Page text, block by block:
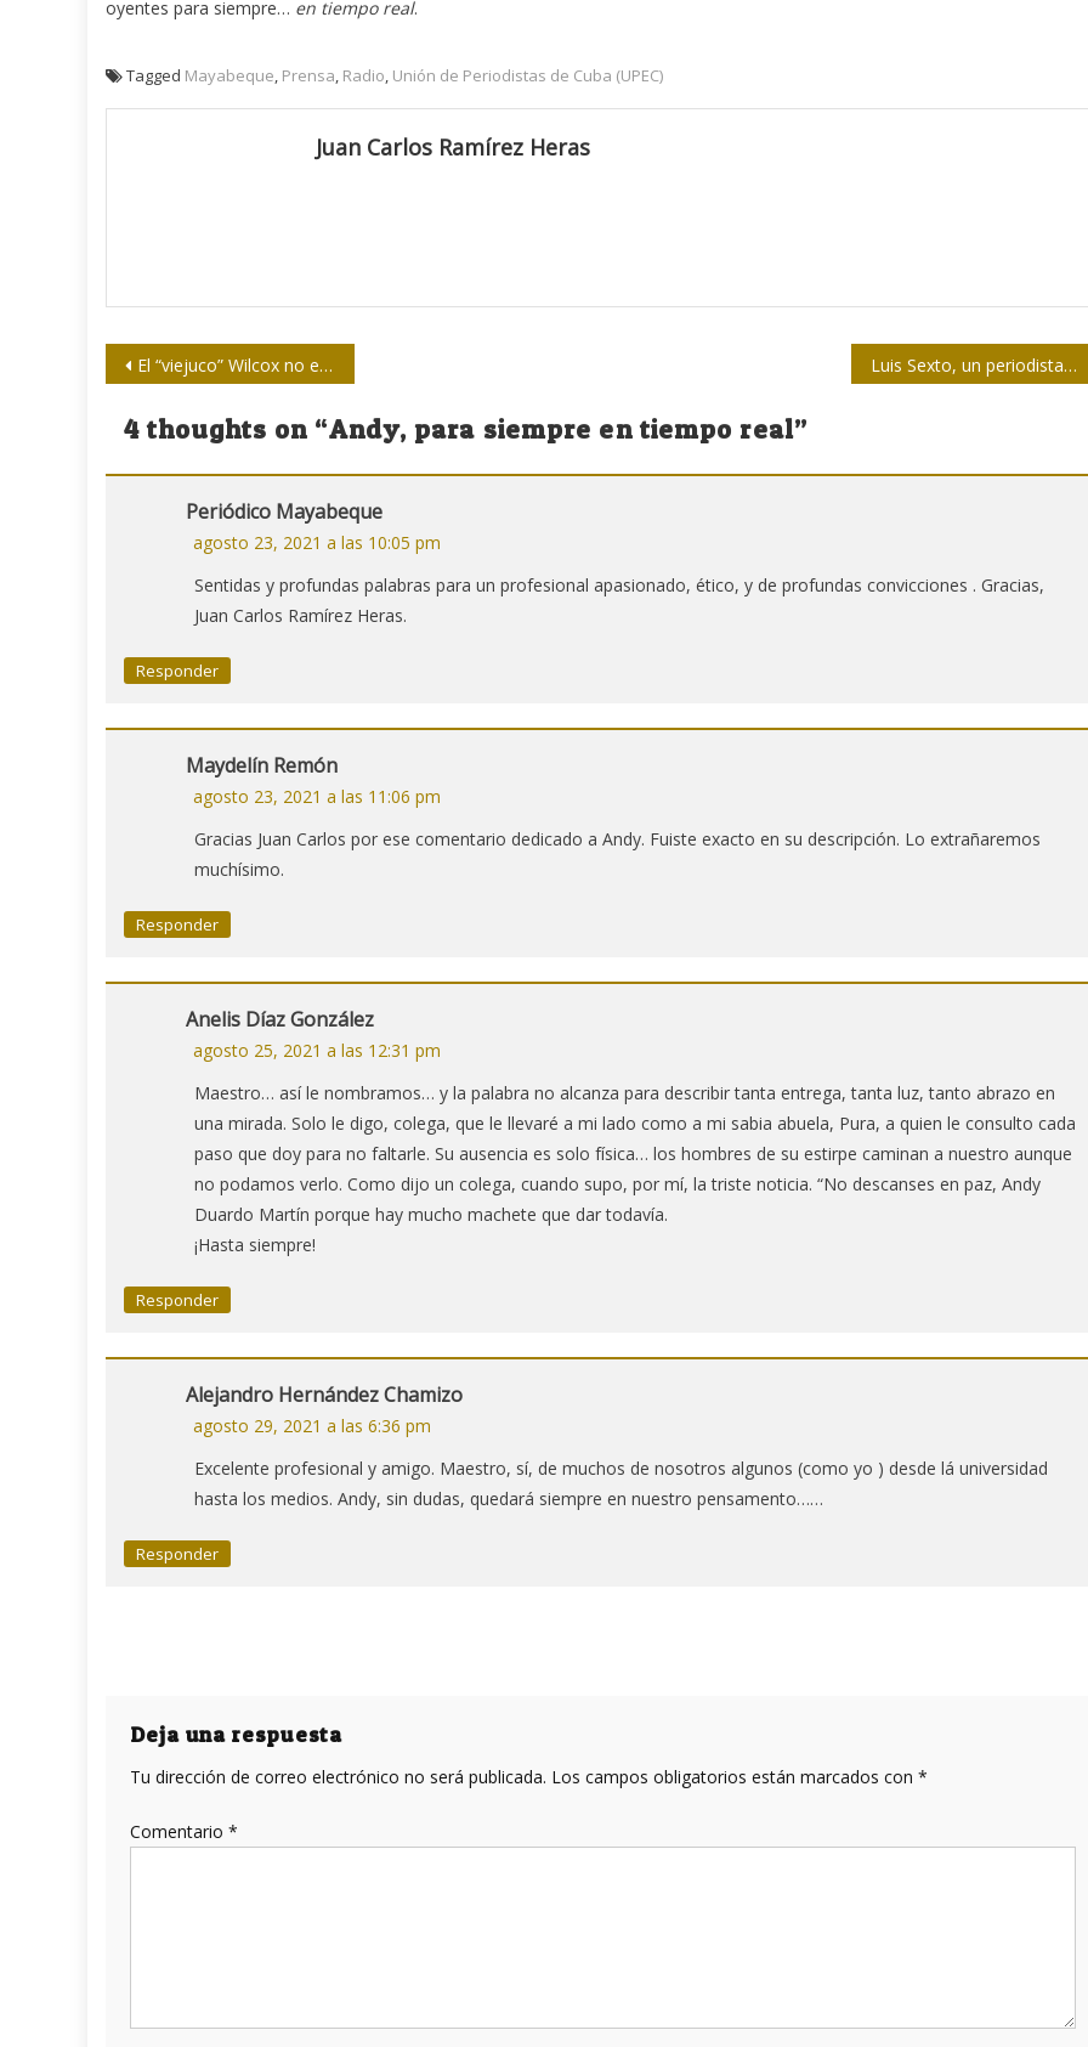
oyentes para siempre… en tiempo real.
Tagged Mayabeque, Prensa, Radio, Unión de Periodistas de Cuba (UPEC)
Juan Carlos Ramírez Heras
Navegación
de
El “viejuco” Wilcox no está Luis Sexto, un periodista al pie de otras letras
4 thoughts on “Andy, para siempre en tiempo real”
Periódico Mayabeque
agosto 23, 2021 a las 10:05 pm
Sentidas y profundas palabras para un profesional apasionado, ético, y de profundas convicciones . Gracias,
Juan Carlos Ramírez Heras.
Responder
Maydelín Remón
agosto 23, 2021 a las 11:06 pm
Gracias Juan Carlos por ese comentario dedicado a Andy. Fuiste exacto en su descripción. Lo extrañaremos
muchísimo.
Responder
Anelis Díaz González
agosto 25, 2021 a las 12:31 pm
Maestro… así le nombramos… y la palabra no alcanza para describir tanta entrega, tanta luz, tanto abrazo en
una mirada. Solo le digo, colega, que le llevaré a mi lado como a mi sabia abuela, Pura, a quien le consulto cada
paso que doy para no faltarle. Su ausencia es solo física… los hombres de su estirpe caminan a nuestro aunque
no podamos verlo. Como dijo un colega, cuando supo, por mí, la triste noticia. “No descanses en paz, Andy
Duardo Martín porque hay mucho machete que dar todavía.
¡Hasta siempre!
Responder
Alejandro Hernández Chamizo
agosto 29, 2021 a las 6:36 pm
Excelente profesional y amigo. Maestro, sí, de muchos de nosotros algunos (como yo ) desde lá universidad
hasta los medios. Andy, sin dudas, quedará siempre en nuestro pensamento……
Responder
Deja una respuesta
Tu dirección de correo electrónico no será publicada. Los campos obligatorios están marcados con *
Comentario *